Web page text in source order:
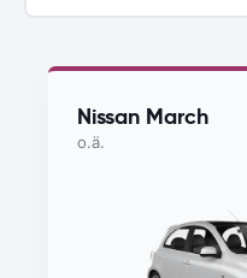
Nissan March
o.ä.